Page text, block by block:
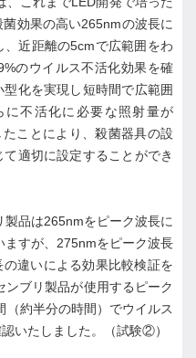
効果の高い265nmの波長に
近距離の5cmで広範囲をわ
のウイルス不活化効果を確
化を実現し短時間で広範囲
不活化に必要な照射量が
ことにより、殺菌器具の設
適切に設定することができ
品は265nmをピーク波長に
ますが、275nmをピーク波長
違いによる効果比較検証を
ブリ製品が使用するピーク
約半分の時間）でウイルス
いたしました。（試験②）